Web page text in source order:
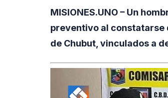
MISIONES.UNO – Un
preventivo al constatarse
de Chubut, vinculados a